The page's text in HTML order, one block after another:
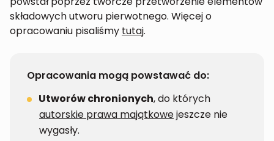
składowych utworu pierwotnego. Więcej o
opracowaniu pisaliśmy tutaj.
Opracowania mogą powstawać do:
Utworów chronionych, do których
autorskie prawa majątkowejeszcze nie
wygasły.